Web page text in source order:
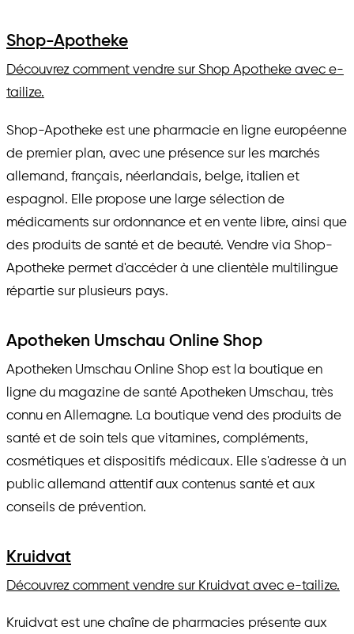
Shop-Apotheke
Découvrez comment vendre sur Shop Apotheke avec e-
tailize.
Shop-Apotheke est une pharmacie en ligne européenne
de premier plan, avec une présence sur les marchés
allemand, français, néerlandais, belge, italien et
espagnol. Elle propose une large sélection de
médicaments sur ordonnance et en vente libre, ainsi que
des produits de santé et de beauté. Vendre via Shop-
Apotheke permet d'accéder à une clientèle multilingue
répartie sur plusieurs pays.
Apotheken Umschau Online Shop
Apotheken Umschau Online Shop est la boutique en
ligne du magazine de santé Apotheken Umschau, très
connu en Allemagne. La boutique vend des produits de
santé et de soin tels que vitamines, compléments,
cosmétiques et dispositifs médicaux. Elle s'adresse à un
public allemand attentif aux contenus santé et aux
conseils de prévention.
Kruidvat
Découvrez comment vendre sur Kruidvat avec e-tailize.
Kruidvat est une chaîne de pharmacies présente aux